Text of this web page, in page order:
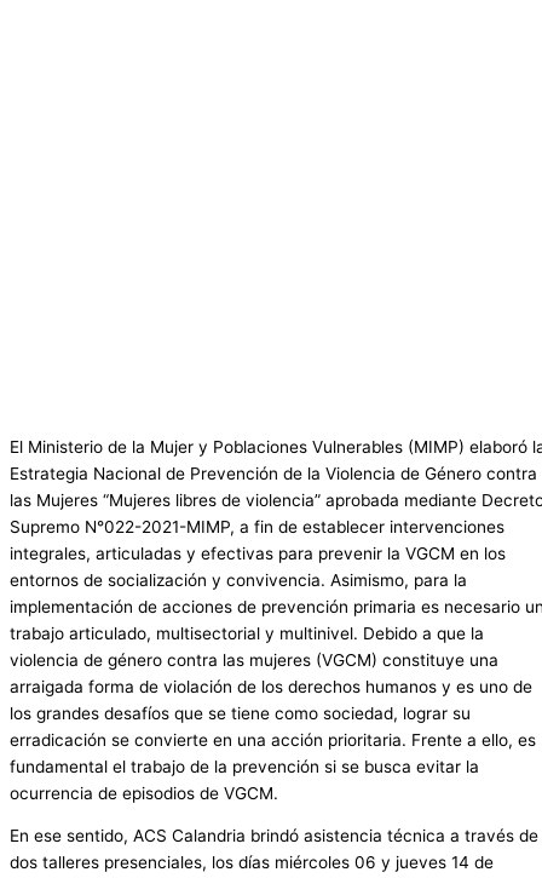
El Ministerio de la Mujer y Poblaciones Vulnerables (MIMP) elaboró
Estrategia Nacional de Prevención de la Violencia de Género contra
las Mujeres “Mujeres libres de violencia” aprobada mediante
Supremo N°022-2021-MIMP, a fin de establecer intervenciones
integrales, articuladas y efectivas para prevenir la VGCM en los
entornos de socialización y convivencia. Asimismo, para la
implementación de acciones de prevención primaria es necesario
trabajo articulado, multisectorial y multinivel. Debido a que la
violencia de género contra las mujeres (VGCM) constituye una
arraigada forma de violación de los derechos humanos y es uno de
los grandes desafíos que se tiene como sociedad, lograr su
erradicación se convierte en una acción prioritaria. Frente a ello, es
fundamental el trabajo de la prevención si se busca evitar la
ocurrencia de episodios de VGCM.
En ese sentido, ACS Calandria brindó asistencia técnica a través de
dos talleres presenciales, los días miércoles 06 y jueves 14 de